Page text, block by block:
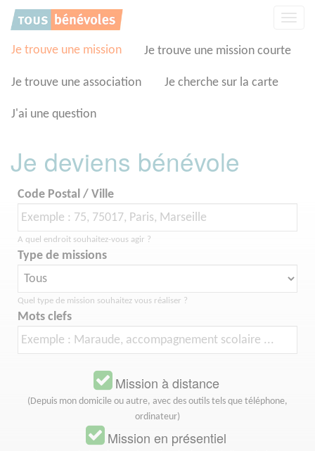
Je trouve une mission Je trouve une mission courte
Je trouve une association Je cherche sur la carte
J'ai une question
Je deviens bénévole
Code Postal / Ville
A quel endroit souhaitez-vous agir ?
Type de missions
Quel type de mission souhaitez vous réaliser ?
Mots clefs
Mission à distance
(Depuis mon domicile ou autre, avec des outils tels que téléphone,
ordinateur)
Mission en présentiel
Panneau de gestion des cookies